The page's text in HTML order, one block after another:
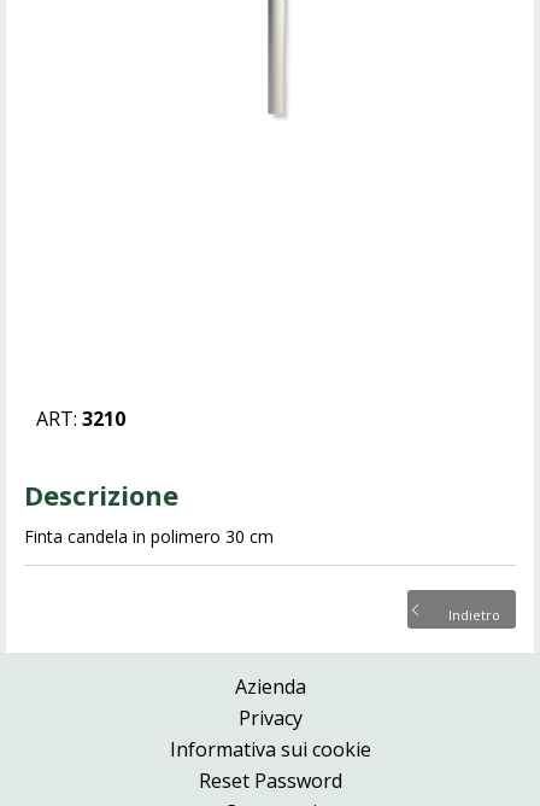
ART: 3210
Descrizione
Finta candela in polimero 30 cm
Indietro
Azienda
Privacy
Informativa sui cookie
Reset Password